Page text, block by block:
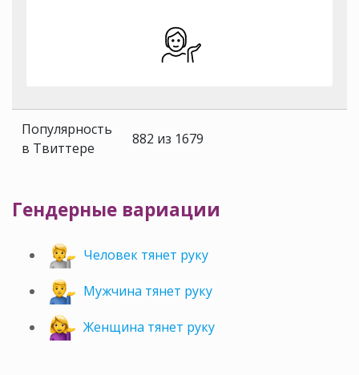
Популярность
в Твиттере
882 из 1679
Гендерные вариации
Человек тянет руку
Мужчина тянет руку
Женщина тянет руку